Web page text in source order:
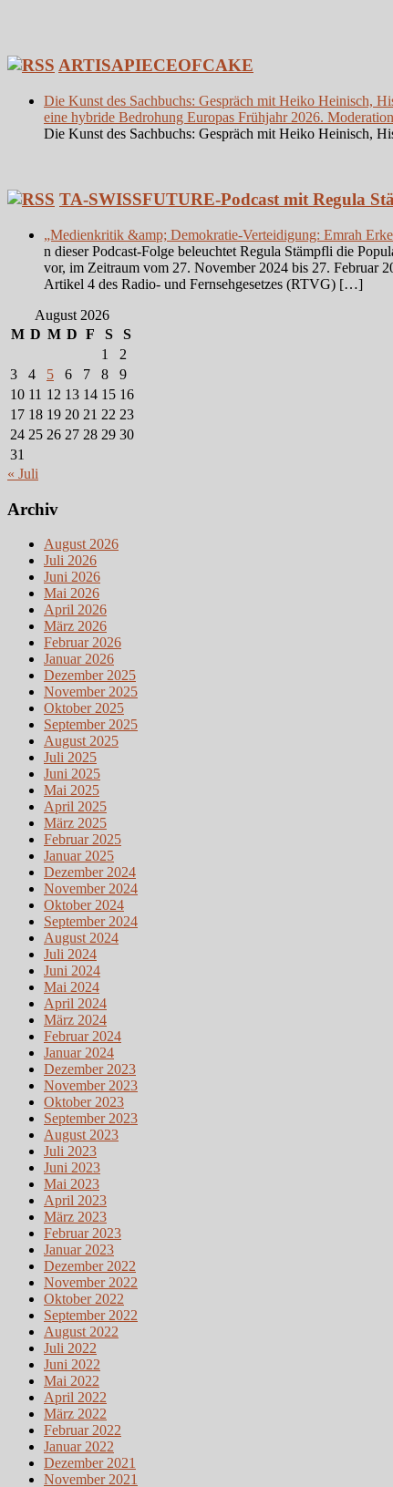
ARTISAPIECEOFCAKE
Die Kunst des Sachbuchs: Gespräch mit Heiko Heinisch,
eine hybride Bedrohung Europas Frühjahr 2026.
Die Kunst des Sachbuchs: Gespräch mit Heiko Heinisch,
TA-SWISSFUTURE-Podcast mit Regula
„Medienkritik &amp; Demokratie-Verteidigung: Emrah
n dieser Podcast-Folge beleuchtet Regula Stämpfli die
vor, im Zeitraum vom 27. November 2024 bis 27. Februar
Artikel 4 des Radio- und Fernsehgesetzes (RTVG) […]
August 2026
M D M D F S
S
1
2
3
4 5 6 7 8
9
10 11 12 13 14 15 16
17 18 19 20 21 22 23
24 25 26 27 28 29 30
31
« Juli
Archiv
August 2026
Juli 2026
Juni 2026
Mai 2026
April 2026
März 2026
Februar 2026
Januar 2026
Dezember 2025
November 2025
Oktober 2025
September 2025
August 2025
Juli 2025
Juni 2025
Mai 2025
April 2025
März 2025
Februar 2025
Januar 2025
Dezember 2024
November 2024
Oktober 2024
September 2024
August 2024
Juli 2024
Juni 2024
Mai 2024
April 2024
März 2024
Februar 2024
Januar 2024
Dezember 2023
November 2023
Oktober 2023
September 2023
August 2023
Juli 2023
Juni 2023
Mai 2023
April 2023
März 2023
Februar 2023
Januar 2023
Dezember 2022
November 2022
Oktober 2022
September 2022
August 2022
Juli 2022
Juni 2022
Mai 2022
April 2022
März 2022
Februar 2022
Januar 2022
Dezember 2021
November 2021